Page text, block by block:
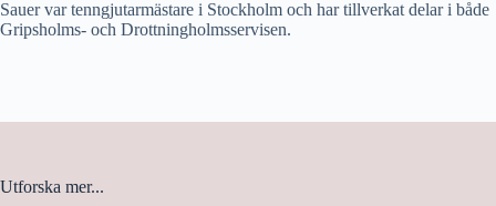
Sauer var tenngjutarmästare i Stockholm och har tillverkat delar i både
Gripsholms- och Drottningholmsservisen.
Utforska mer...